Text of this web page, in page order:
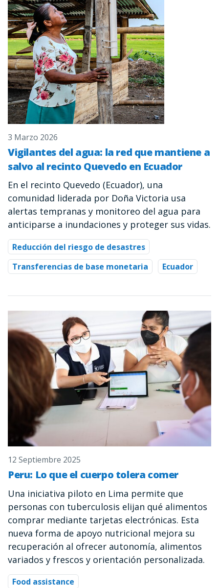
3 Marzo 2026
Vigilantes del agua: la red que mantiene a
salvo al recinto Quevedo en Ecuador
En el recinto Quevedo (Ecuador), una
comunidad liderada por Doña Victoria usa
alertas tempranas y monitoreo del agua para
anticiparse a inundaciones y proteger sus vidas.
Reducción del riesgo de desastres
Transferencias de base monetaria
Ecuador
12 Septiembre 2025
Peru: Lo que el cuerpo tolera comer
Una iniciativa piloto en Lima permite que
personas con tuberculosis elijan qué alimentos
comprar mediante tarjetas electrónicas. Esta
nueva forma de apoyo nutricional mejora su
recuperación al ofrecer autonomía, alimentos
variados y frescos y orientación personalizada.
Food assistance